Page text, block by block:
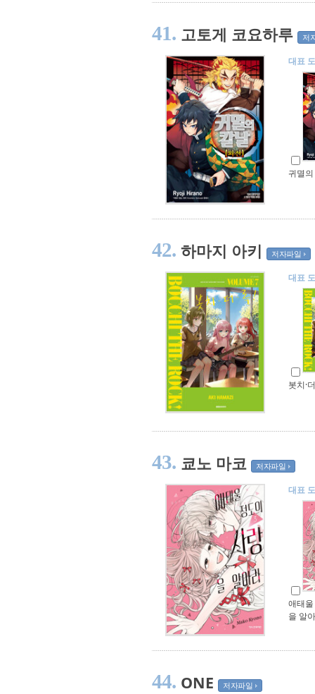
41. 고토게 코요하루 저
대표
귀멸
42. 하마지 아키 저자파일
대표
봇치·
43. 쿄노 마코 저자파일
대표
애태
을 알
44. ONE 저자파일